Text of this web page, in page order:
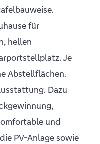
für
hellen
Je
Abstellflächen.
Dazu
und
PV-Anlage sowie